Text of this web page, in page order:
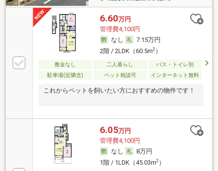
6.60万円
管理費4,100円
なし
7.15万円
2階 / 2LDK（60.5m2）
敷金なし 二人暮らし
バス・トイレ別
駐車場(近隣含)
ペット相談可 インターネット無料
これからペットを飼いたい方におすすめの物件です！
6.05万円
管理費4,100円
なし
8万円
1階 / 1LDK（45.03m2）